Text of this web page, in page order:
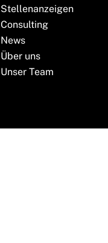
Stellenanzeigen
Consulting
News
Über uns
Unser Team